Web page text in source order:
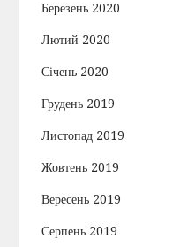
Березень 2020
Лютий 2020
Січень 2020
Грудень 2019
Листопад 2019
Жовтень 2019
Вересень 2019
Серпень 2019